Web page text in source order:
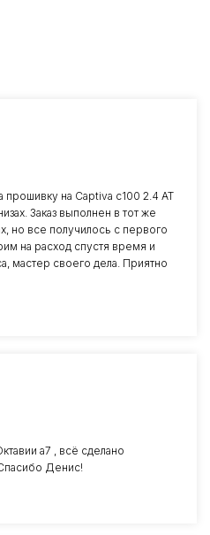
прошивку на Captiva c100 2.4 AT
Заказ выполнен в тот же
но все получилось с первого
на расход спустя время и
своего дела. Приятно
a7 , всё сделано
Денис!